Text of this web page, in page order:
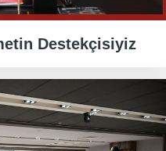
Destekçisiyiz